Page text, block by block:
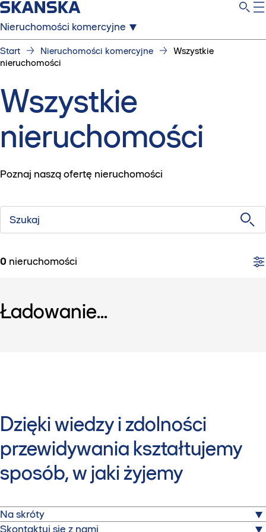
Nieruchomości komercyjne
Start Nieruchomości komercyjne
Wszystkie
nieruchomości
Wszystkie
nieruchomości
Poznaj naszą ofertę nieruchomości
0 nieruchomości
Szukaj
Ładowanie...
Dzięki wiedzy i zdolności
przewidywania kształtujemy
sposób, w jaki żyjemy
Na skróty
O nas
Skontaktuj się z nami